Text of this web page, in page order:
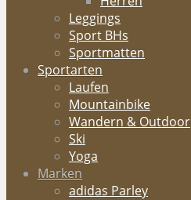
Leggings
Sport BHs
Sportmatten
Sportarten
Laufen
Mountainbike
Wandern & Outdoor
Ski
Yoga
Marken
adidas Parley